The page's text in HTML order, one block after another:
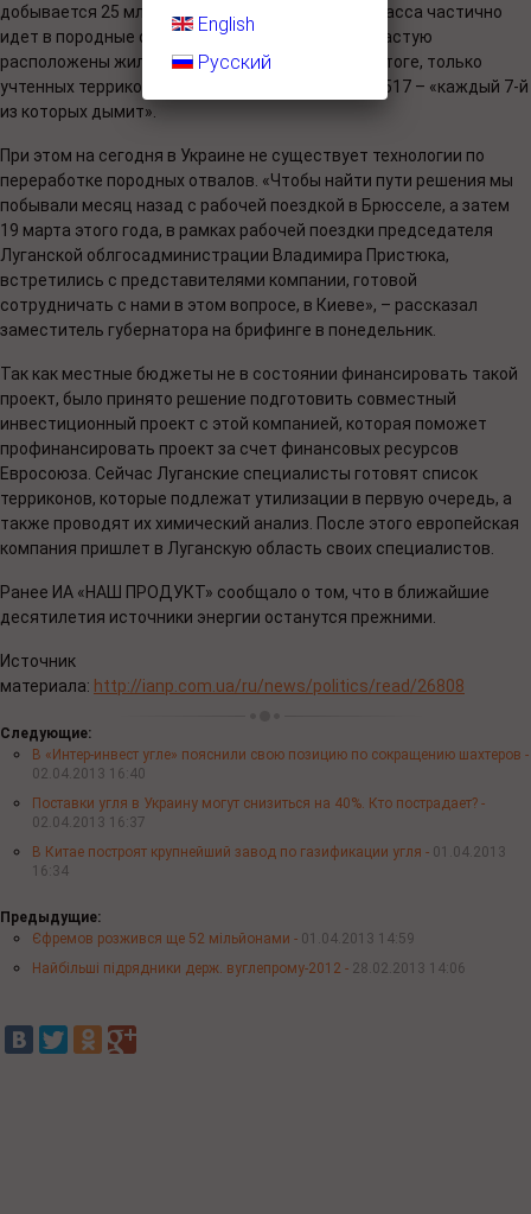
добывается 25 млн тонн угля, при этом горная масса частично
идет в породные отвалы, рядом с которыми зачастую
расположены жилые дома работников шахт. В итоге, только
учтенных терриконов в регионе насчитывается 517 – «каждый 7-й
из которых дымит».
При этом на сегодня в Украине не существует технологии по
переработке породных отвалов. «Чтобы найти пути решения мы
побывали месяц назад с рабочей поездкой в Брюсселе, а затем
19 марта этого года, в рамках рабочей поездки председателя
Луганской облгосадминистрации Владимира Пристюка,
встретились с представителями компании, готовой
сотрудничать с нами в этом вопросе, в Киеве», – рассказал
заместитель губернатора на брифинге в понедельник.
Так как местные бюджеты не в состоянии финансировать такой
проект, было принято решение подготовить совместный
инвестиционный проект с этой компанией, которая поможет
профинансировать проект за счет финансовых ресурсов
Евросоюза. Сейчас Луганские специалисты готовят список
терриконов, которые подлежат утилизации в первую очередь, а
также проводят их химический анализ. После этого европейская
компания пришлет в Луганскую область своих специалистов.
Ранее ИА «НАШ ПРОДУКТ» сообщало о том, что в ближайшие
десятилетия источники энергии останутся прежними.
Источник
материала: http://ianp.com.ua/ru/news/politics/read/26808
Следующие:
В «Интер-инвест угле» пояснили свою позицию по сокращению шахтеров -
02.04.2013 16:40
Поставки угля в Украину могут снизиться на 40%. Кто пострадает? -
02.04.2013 16:37
В Китае построят крупнейший завод по газификации угля - 01.04.2013
16:34
Предыдущие:
Єфремов розжився ще 52 мільйонами - 01.04.2013 14:59
Найбільші підрядники держ. вуглепрому-2012 - 28.02.2013 14:06
English
Русский